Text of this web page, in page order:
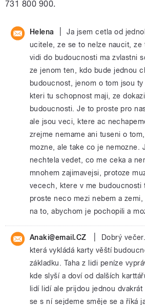
731 800 900.
Helena
Ja jsem cetla od
ucitele, ze se to nelze naucit, ze
vidi do budoucnosti ma zvlastni
ze jenom ten, kdo bude jednou
budoucnost, jenom o tom jsou ty
kteri tu schopnost maji, ze
budoucnosti. Je to proste pro
ale jsou veci, ktere ac
zrejme nemame ani tuseni o
mozne, ale take co je nemozne.
nechtela vedet, co me ceka a
mnohem zajimavejsi, protoze
vecech, ktere v me budoucnosti
proste neco mezi nebem a
na to, abychom je pochopili a
Anaki@email.CZ
Dobrý
která vykládá karty věští
základku. Taha z lidi peníze
kde slyší a doví od dalších
lidí lidí ale prijdou jednou dvakrát
se s ní sejdeme směje se a říká